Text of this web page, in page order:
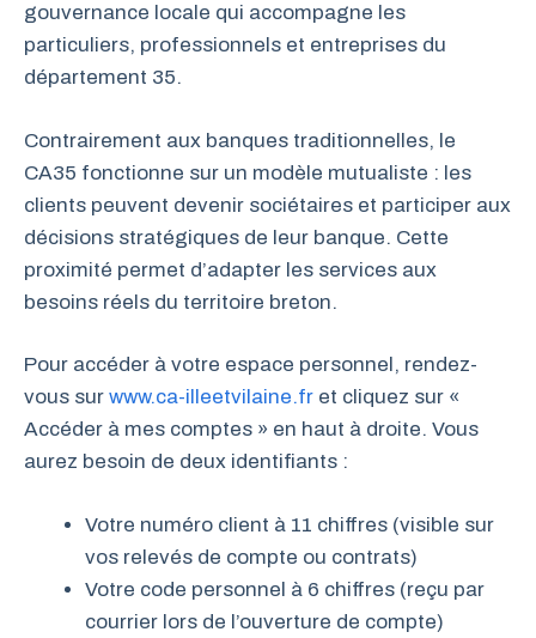
gouvernance locale qui accompagne les
particuliers, professionnels et entreprises du
département 35.
Contrairement aux banques traditionnelles, le
CA35 fonctionne sur un modèle mutualiste : les
clients peuvent devenir sociétaires et participer aux
décisions stratégiques de leur banque. Cette
proximité permet d’adapter les services aux
besoins réels du territoire breton.
Pour accéder à votre espace personnel, rendez-
vous sur www.ca-illeetvilaine.fr et cliquez sur «
Accéder à mes comptes » en haut à droite. Vous
aurez besoin de deux identifiants :
Votre numéro client à 11 chiffres (visible sur
vos relevés de compte ou contrats)
Votre code personnel à 6 chiffres (reçu par
courrier lors de l’ouverture de compte)